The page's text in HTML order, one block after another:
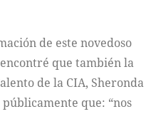
de este novedoso
que también la
de la CIA, Sheronda
que: “nos